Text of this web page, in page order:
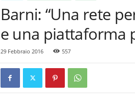
Barni: “Una rete
e una piattaforma
29 Febbraio 2016 557